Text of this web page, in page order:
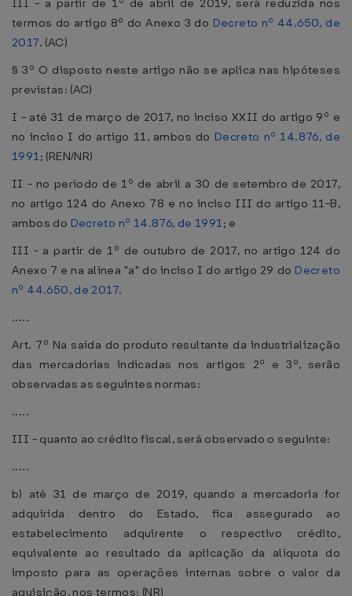
III - a partir de 1º de abril de 2019, será reduzida nos
termos do artigo 8º do Anexo 3 do Decreto nº 44.650, de
2017. (AC)
§ 3º O disposto neste artigo não se aplica nas hipóteses
previstas: (AC)
I - até 31 de março de 2017, no inciso XXII do artigo 9º e
no inciso I do artigo 11, ambos do Decreto nº 14.876, de
1991; (REN/NR)
II - no período de 1º de abril a 30 de setembro de 2017,
no artigo 124 do Anexo 78 e no inciso III do artigo 11-B,
ambos do Decreto nº 14.876, de 1991; e
III - a partir de 1º de outubro de 2017, no artigo 124 do
Anexo 7 e na alínea "a" do inciso I do artigo 29 do Decreto
nº 44.650, de 2017.
.....
Art. 7º Na saída do produto resultante da industrialização
das mercadorias indicadas nos artigos 2º e 3º, serão
observadas as seguintes normas:
.....
III - quanto ao crédito fiscal, será observado o seguinte:
.....
b) até 31 de março de 2019, quando a mercadoria for
adquirida dentro do Estado, fica assegurado ao
estabelecimento adquirente o respectivo crédito,
equivalente ao resultado da aplicação da alíquota do
imposto para as operações internas sobre o valor da
aquisição, nos termos: (NR)